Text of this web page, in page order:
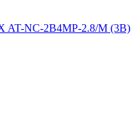
AT-NC-2B4MP-2.8/M (3B)